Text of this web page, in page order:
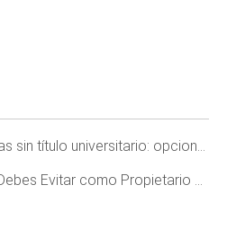
opciones lucrativas y accesibles
como Propietario de Propiedades de Alquiler